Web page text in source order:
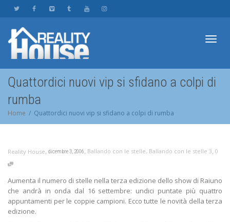
Quattordici nuovi vip si sfidano a colpi di
rumba
Home Quattordici nuovi vip si sfidano a colpi di rumba
Reality House, dicembre 3, 2006, Ballando con le stelle, Ballando con le stelle 3, 0
Aumenta il numero di stelle nella terza edizione dello show di Raiuno
che andrà in onda dal 16 settembre: undici puntate più quattro
appuntamenti per le coppie campioni. Ecco tutte le novità della terza
edizione.